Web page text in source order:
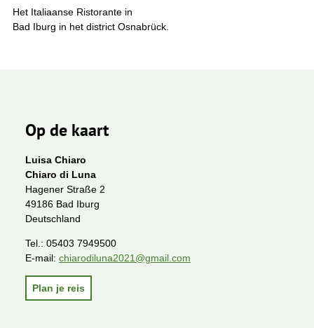
Het Italiaanse Ristorante in
Bad Iburg in het district Osnabrück.
Op de kaart
Luisa Chiaro
Chiaro di Luna
Hagener Straße 2
49186 Bad Iburg
Deutschland
Tel.: 05403 7949500
E-mail: chiarodiluna2021@gmail.com
Plan je reis